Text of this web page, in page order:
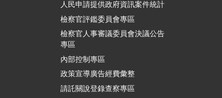
人民申請提供政府資訊案件統計
檢察官評鑑委員會專區
檢察官人事審議委員會決議公告
專區
內部控制專區
政策宣導廣告經費彙整
請託關說登錄查察專區